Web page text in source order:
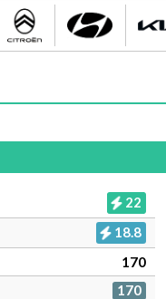
22
18.8
170
170